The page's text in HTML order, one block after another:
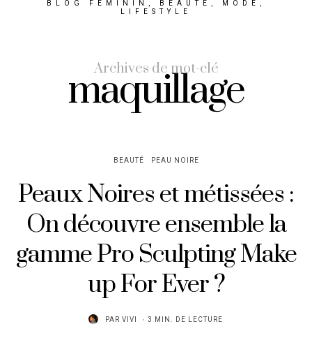
BLOG FÉMININ, BEAUTÉ, MODE,
LIFESTYLE
Archives de mot-clé
maquillage
BEAUTÉ PEAU NOIRE
Peaux Noires et métissées :
On découvre ensemble la
gamme Pro Sculpting Make
up For Ever ?
PAR VIVI 3 MIN. DE LECTURE